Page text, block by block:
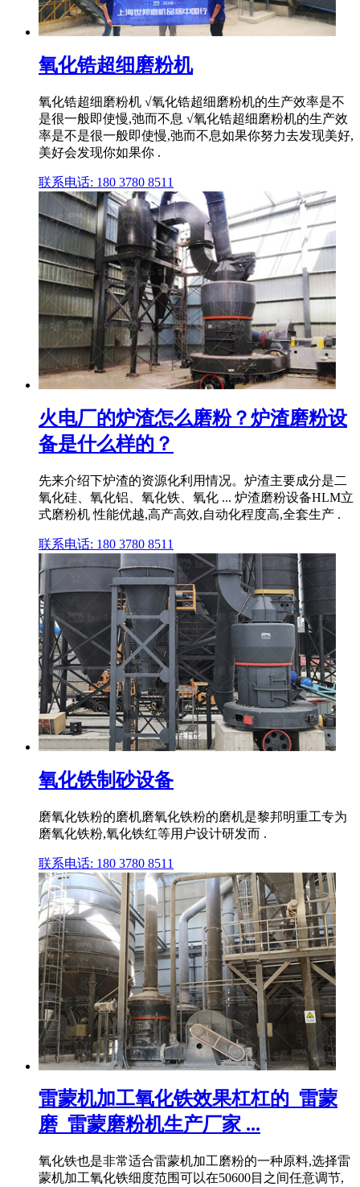
氧化锆超细磨粉机
氧化锆超细磨粉机 √氧化锆超细磨粉机的生产效率是不
是很一般即使慢,弛而不息 √氧化锆超细磨粉机的生产效
率是不是很一般即使慢,弛而不息如果你努力去发现美好,
美好会发现你如果你 .
联系电话: 180 3780 8511
火电厂的炉渣怎么磨粉？炉渣磨粉设
备是什么样的？
先来介绍下炉渣的资源化利用情况。炉渣主要成分是二
氧化硅、氧化铝、氧化铁、氧化 ... 炉渣磨粉设备HLM立
式磨粉机 性能优越,高产高效,自动化程度高,全套生产 .
联系电话: 180 3780 8511
氧化铁制砂设备
磨氧化铁粉的磨机磨氧化铁粉的磨机是黎邦明重工专为
磨氧化铁粉,氧化铁红等用户设计研发而 .
联系电话: 180 3780 8511
雷蒙机加工氧化铁效果杠杠的_雷蒙
磨_雷蒙磨粉机生产厂家 ...
氧化铁也是非常适合雷蒙机加工磨粉的一种原料,选择雷
蒙机加工氧化铁细度范围可以在50600目之间任意调节,